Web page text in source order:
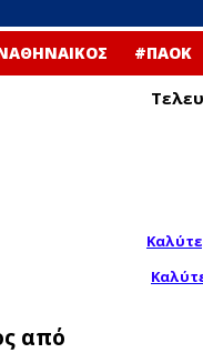
#ΠΑΟΚ
από